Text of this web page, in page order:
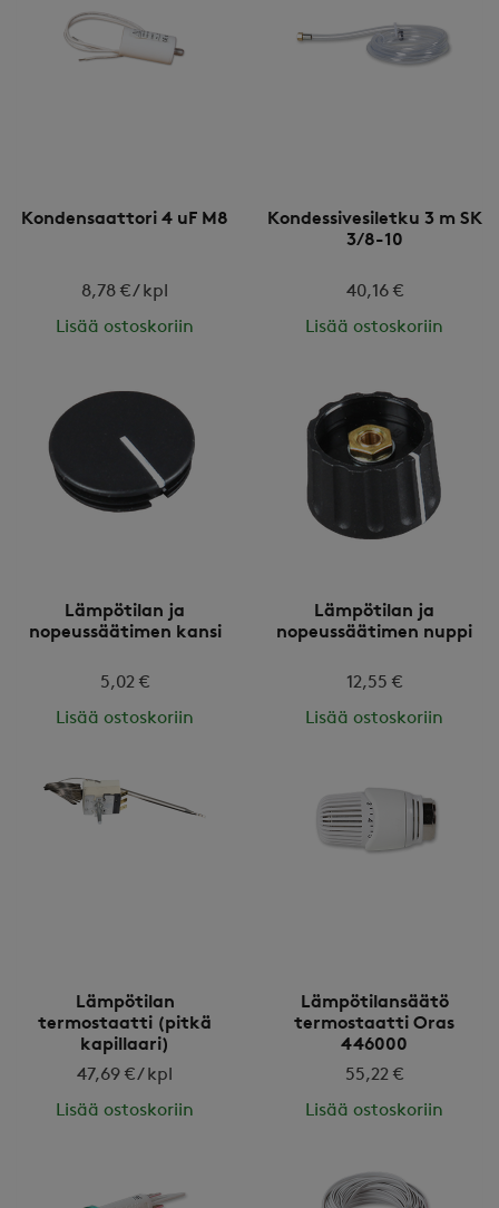
Kondensaattori 4 uF M8
8,78 € / kpl
Lisää ostoskoriin
Kondessivesiletku 3 m SK
3/8-10
40,16 €
Lisää ostoskoriin
Lämpötilan ja
nopeussäätimen kansi
5,02 €
Lisää ostoskoriin
Lämpötilan ja
nopeussäätimen nuppi
12,55 €
Lisää ostoskoriin
Lämpötilan
termostaatti (pitkä
kapillaari)
47,69 € / kpl
Lisää ostoskoriin
Lämpötilansäätö
termostaatti Oras
446000
55,22 €
Lisää ostoskoriin